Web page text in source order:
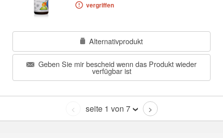
vergriffen
Alternativprodukt
Geben Sie mir bescheid wenn das Produkt wieder
verfügbar ist
< seite 1 von 7 >